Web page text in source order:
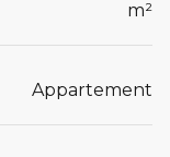
m²
Appartement